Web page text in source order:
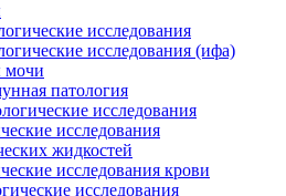
исследования
исследования (ифа)
мочи
патология
исследования
исследования
жидкостей
исследования крови
исследования